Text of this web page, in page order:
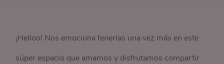
¡Helloo! Nos emociona tenerlas una vez más en este
súper espacio que amamos y disfrutamos compartir